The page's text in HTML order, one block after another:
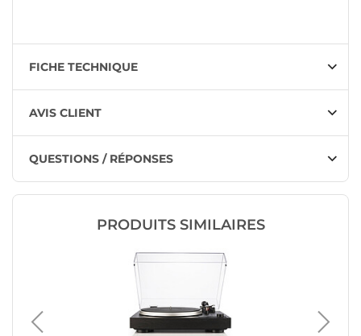
FICHE TECHNIQUE
AVIS CLIENT
QUESTIONS / RÉPONSES
PRODUITS SIMILAIRES